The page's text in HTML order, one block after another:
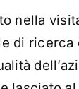
nella
di ricerca